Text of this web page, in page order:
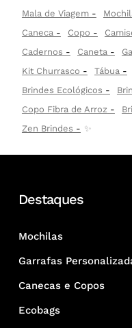
Mala de Viagem
Caneca
Copo
Cadernos
Caneta
Kit Churrasco
Tábua
Brindes Ecológicos
Copo Fibra de Arroz
Zen Brindes
✨
Destaques
Mochilas
Garrafas
Canecas e Copos
Ecobags